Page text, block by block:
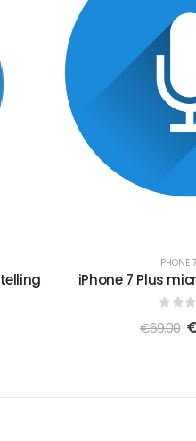
IPHONE
iPhone 7 Plus
€69.00